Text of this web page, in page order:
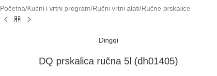
Početna/Kućni i vrtni program/Ručni vrtni alati/Ručne prskalice
Dingqi
DQ prskalica ručna 5l (dh01405)